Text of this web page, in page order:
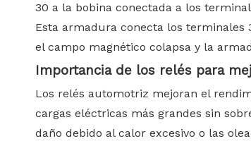
30 a la bobina conectada a los
Esta armadura conecta los terminales
el campo magnético colapsa y la
Importancia de los relés para
Los relés automotriz mejoran el
cargas eléctricas más grandes sin
daño debido al calor excesivo o las